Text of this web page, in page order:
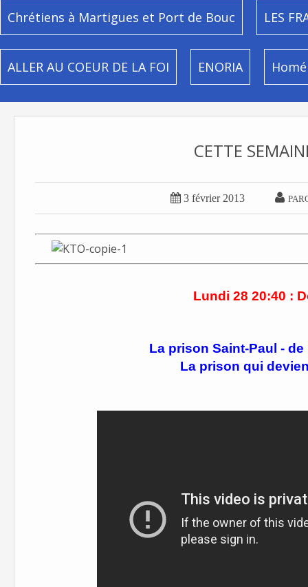
Chrétiens à Martigues et Port de Bouc LES
ALLER AU COEUR DE LA FOI ENORIA
CETTE
 3 février 2013 
Lundi 28 20:40 :
La prison Saint-Paul -
La prison qui